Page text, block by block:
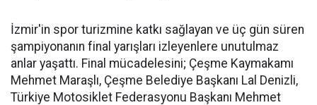
İzmir'in spor turizmine katkı sağlayan ve üç gün süren
şampiyonanın final yarışları izleyenlere unutulmaz
anlar yaşattı. Final mücadelesini; Çeşme Kaymakamı
Mehmet Maraşlı, Çeşme Belediye Başkanı Lal Denizli,
Türkiye Motosiklet Federasyonu Başkanı Mehmet